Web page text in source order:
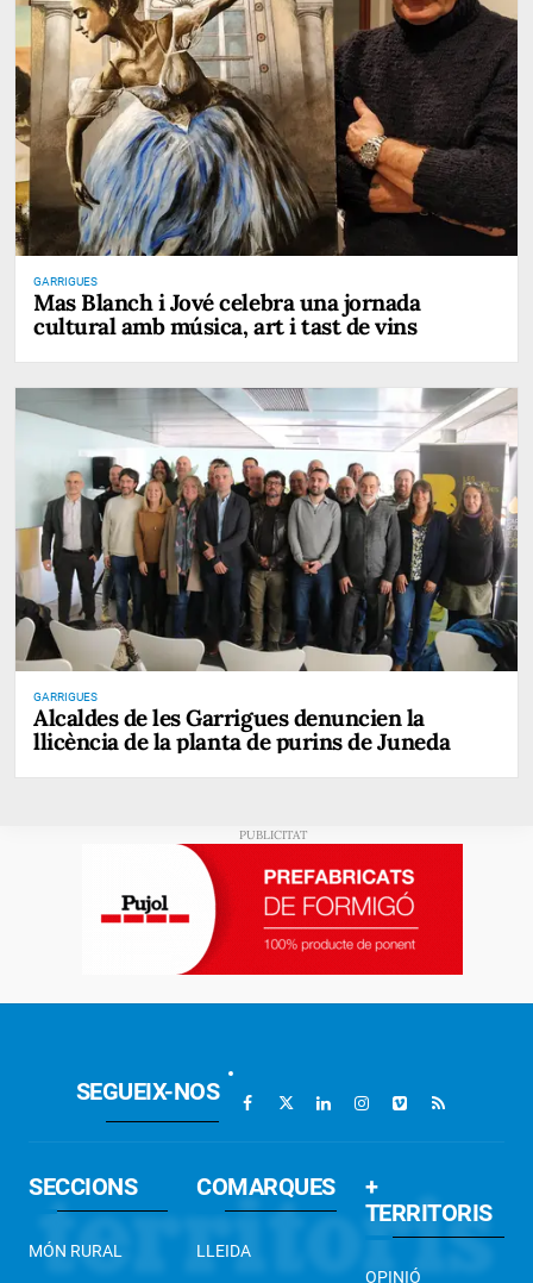
GARRIGUES
Mas Blanch i Jové celebra una jornada
cultural amb música, art i tast de vins
GARRIGUES
Alcaldes de les Garrigues denuncien la
llicència de la planta de purins de Juneda
SEGUEIX-NOS
SECCIONS
MÓN RURAL
COMARQUES
LLEIDA
+
TERRITORIS
OPINIÓ